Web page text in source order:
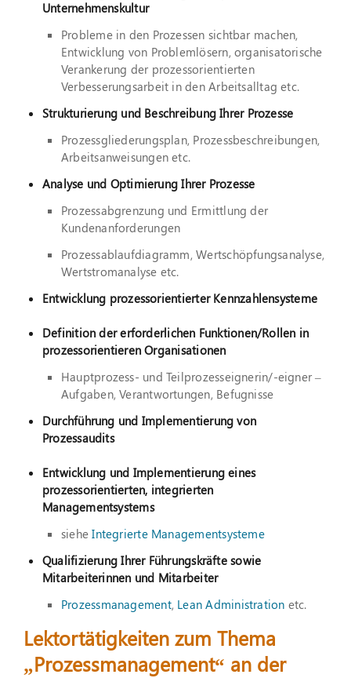
Suche
Unternehmenskultur
Probleme in den Prozessen sichtbar machen,
Entwicklung von Problemlösern, organisatorische
Verankerung der prozessorientierten
Verbesserungsarbeit in den Arbeitsalltag etc.
Strukturierung und Beschreibung Ihrer Prozesse
Prozessgliederungsplan, Prozessbeschreibungen,
Arbeitsanweisungen etc.
Analyse und Optimierung Ihrer Prozesse
Prozessabgrenzung und Ermittlung der
Kundenanforderungen
Prozessablaufdiagramm, Wertschöpfungsanalyse,
Wertstromanalyse etc.
Entwicklung prozessorientierter Kennzahlensysteme
Definition der erforderlichen Funktionen/Rollen in
prozessorientieren Organisationen
Hauptprozess- und Teilprozesseignerin/-eigner –
Aufgaben, Verantwortungen, Befugnisse
Durchführung und Implementierung von
Prozessaudits
Entwicklung und Implementierung eines
prozessorientierten, integrierten
Managementsystems
sieheIntegrierte Managementsysteme
Qualifizierung Ihrer Führungskräfte sowie
Mitarbeiterinnen und Mitarbeiter
Prozessmanagement, Lean Administration etc.
Lektortätigkeiten zum Thema
„Prozessmanagement“ an der